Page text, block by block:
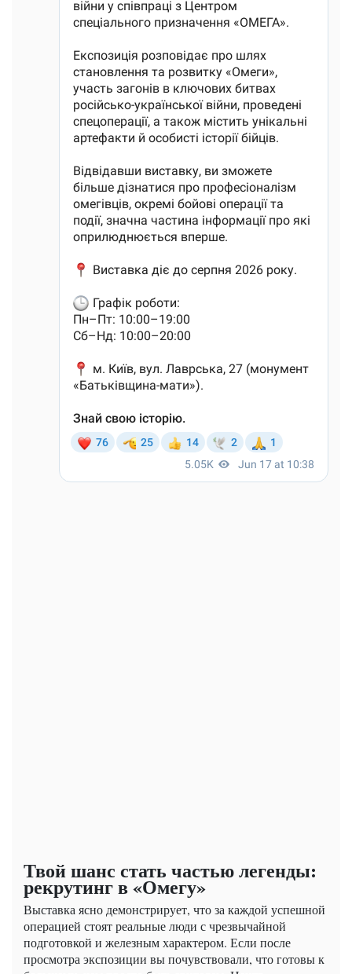
Твой шанс стать частью легенды:
рекрутинг в «Омегу»
Выставка ясно демонстрирует, что за каждой успешной
операцией стоят реальные люди с чрезвычайной
подготовкой и железным характером. Если после
просмотра экспозиции вы почувствовали, что готовы к